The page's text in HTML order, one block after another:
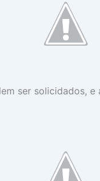
ser solicidados, e